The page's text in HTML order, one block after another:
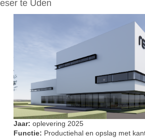
te Uden
Jaar: oplevering 2025
Functie: Productiehal en opslag met